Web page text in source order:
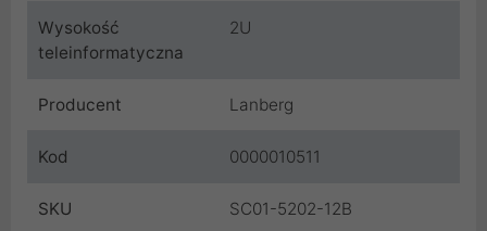
Wysokość
teleinformatyczna
2U
Producent Lanberg
Kod 0000010511
SKU SC01-5202-12B